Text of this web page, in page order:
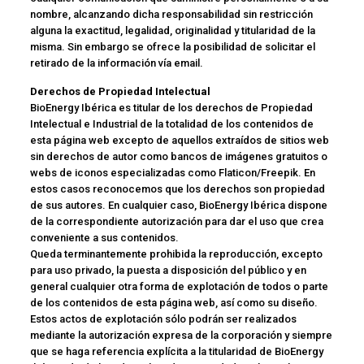
nombre, alcanzando dicha responsabilidad sin restricción
alguna la exactitud, legalidad, originalidad y titularidad de la
misma. Sin embargo se ofrece la posibilidad de solicitar el
retirado de la información vía email.
Derechos de Propiedad Intelectual
BioEnergy Ibérica es titular de los derechos de Propiedad
Intelectual e Industrial de la totalidad de los contenidos de
esta página web excepto de aquellos extraídos de sitios web
sin derechos de autor como bancos de imágenes gratuitos o
webs de iconos especializadas como Flaticon/Freepik. En
estos casos reconocemos que los derechos son propiedad
de sus autores. En cualquier caso, BioEnergy Ibérica dispone
de la correspondiente autorización para dar el uso que crea
conveniente a sus contenidos.
Queda terminantemente prohibida la reproducción, excepto
para uso privado, la puesta a disposición del público y en
general cualquier otra forma de explotación de todos o parte
de los contenidos de esta página web, así como su diseño.
Estos actos de explotación sólo podrán ser realizados
mediante la autorización expresa de la corporación y siempre
que se haga referencia explícita a la titularidad de BioEnergy